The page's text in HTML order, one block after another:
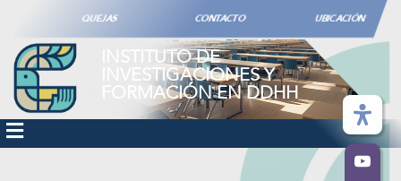
QUEJAS CONTACTO UBICACIÓN
INSTITUTO DE
INVESTIGACIONES Y
FORMACIÓN EN DDHH